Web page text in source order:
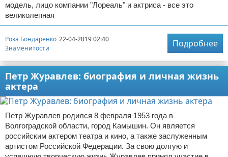
модель, лицо компании "Лореаль" и актриса - все это
великолепная
Роза Бондаренко 22-04-2019 02:40
Знаменитости
Подробнее
Петр Журавлев: биография и личная жизнь
актера
Петр Журавлев родился 8 февраля 1953 года в
Волгоградской области, город Камышин. Он является
российским актером театра и кино, а также заслуженным
артистом Российской Федерации. За свою долгую и